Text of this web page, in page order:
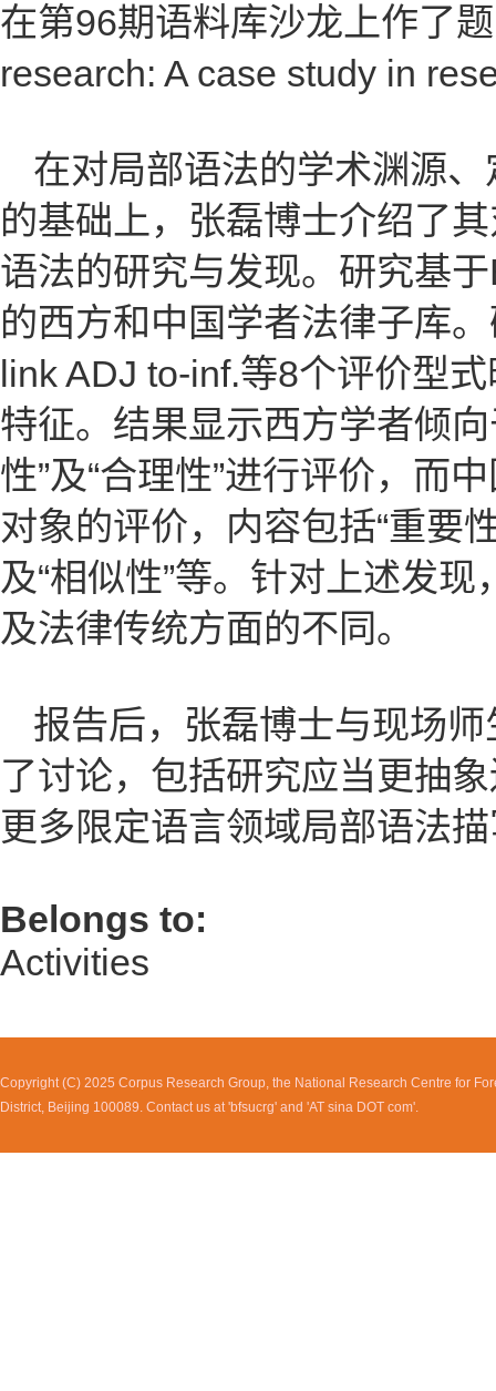
在第96期语料库沙龙上作了
research: A case study in
在对局部语法的学术渊源
的基础上，张磊博士介绍了
语法的研究与发现。研究基
的西方和中国学者法律子库
link ADJ to-inf.等8个评价型
特征。结果显示西方学者倾
性”及“合理性”进行评价，而
对象的评价，内容包括“重要
及“相似性”等。针对上述发
及法律传统方面的不同。
报告后，张磊博士与现场
了讨论，包括研究应当更抽
更多限定语言领域局部语法
Belongs to:
Activities
Copyright (C) 2025 Corpus Research Group, the National Research Centre for
District, Beijing 100089. Contact us at 'bfsucrg' and 'AT sina DOT com'.